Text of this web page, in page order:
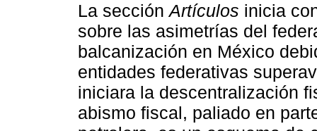
La secciónArtículos inicia
sobre las asimetrías del
balcanización en México
entidades federativas
iniciara la descentralización
abismo fiscal, paliado en